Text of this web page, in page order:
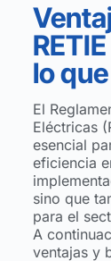
lo
El
Eléctricas
esencial
eficiencia
sino que
para el
A
ventajas y